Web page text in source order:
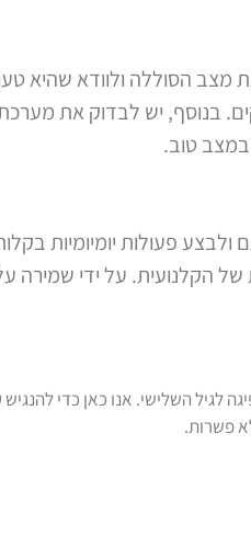
מצב הסוללה ולוודא שהיא
בנוסף, יש לבדוק את
במצב טוב.
פעולות יומיומיות
הקלנועית. על ידי שמירה
שיקומי ומוצרי ספיגה לגיל השלישי. אנו כאן
פשרות.